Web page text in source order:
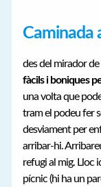
Caminada
des del mirador
fàcils i boniques
una volta que
tram el podeu fer
desviament per
arribar-hi.
refugi al mig. Lloc
pícnic (hi ha un